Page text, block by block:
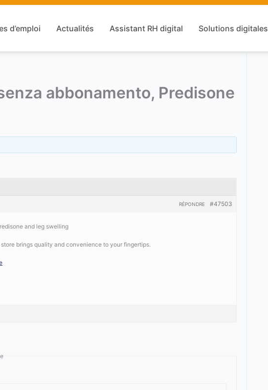
d’emploi Actualités Assistant RH digital Solutions digitales
abbonamento, Predisone
#47503
RÉPONDRE
and leg swelling
brings quality and convenience to your fingertips.